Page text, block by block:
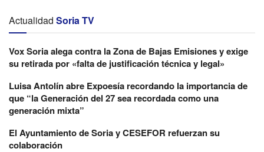
Actualidad Soria TV
Vox Soria alega contra la Zona de Bajas Emisiones y exige
su retirada por «falta de justificación técnica y legal»
Luisa Antolín abre Expoesía recordando la importancia de
que “la Generación del 27 sea recordada como una
generación mixta”
El Ayuntamiento de Soria y CESEFOR refuerzan su
colaboración